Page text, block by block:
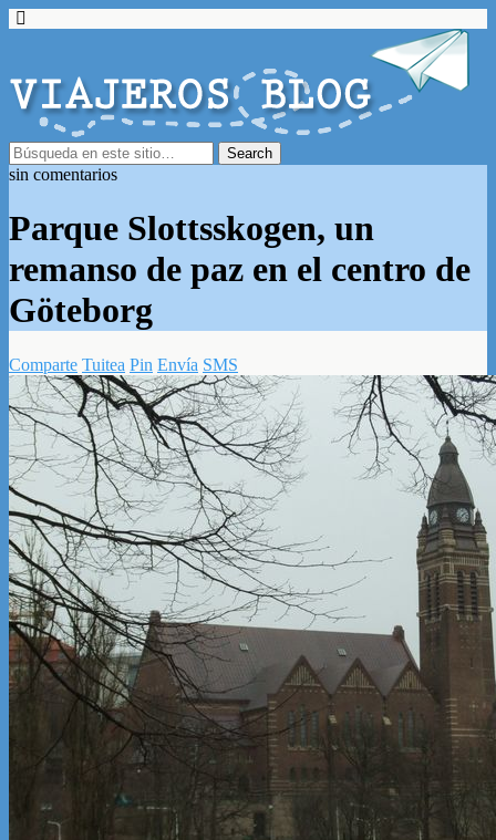
sin comentarios
Parque Slottsskogen, un
remanso de paz en el centro de
Göteborg
Comparte Tuitea Pin Envía SMS